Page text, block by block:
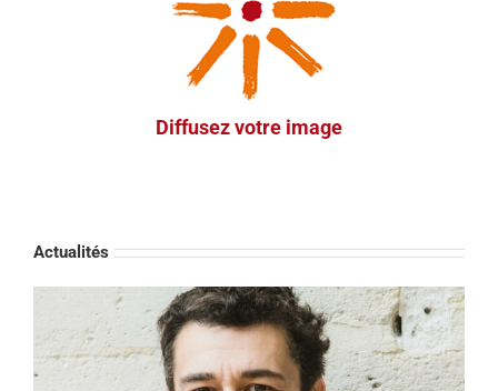
Diffusez votre image
Vos outils et tableaux de bords de communication
sont en place. Nous vous formons et vous
accompagnons pendant la mise en oeuvre de votre
communication. Un accompagnement flexible pour
vous faire gagner en efficacité.
Actualités